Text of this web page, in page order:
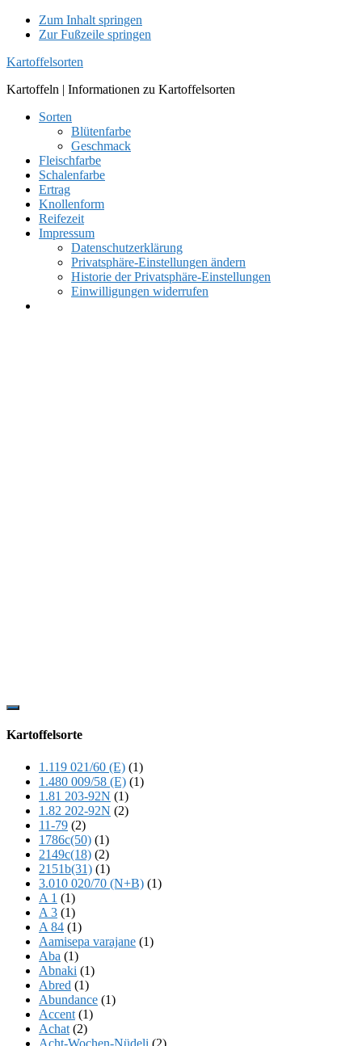
Zum Inhalt springen
Zur Fußzeile springen
Kartoffelsorten
Kartoffeln | Informationen zu Kartoffelsorten
Sorten
Blütenfarbe
Geschmack
Fleischfarbe
Schalenfarbe
Ertrag
Knollenform
Reifezeit
Impressum
Datenschutzerklärung
Privatsphäre-Einstellungen ändern
Historie der Privatsphäre-Einstellungen
Einwilligungen widerrufen
Show
Content
Kartoffelsorte
1.119 021/60 (E) (1)
1.480 009/58 (E) (1)
1.81 203-92N (1)
1.82 202-92N (2)
11-79 (2)
1786c(50) (1)
2149c(18) (2)
2151b(31) (1)
3.010 020/70 (N+B) (1)
A 1 (1)
A 3 (1)
A 84 (1)
Aamisepa varajane (1)
Aba (1)
Abnaki (1)
Abred (1)
Abundance (1)
Accent (1)
Achat (2)
Acht-Wochen-Nüdeli (2)